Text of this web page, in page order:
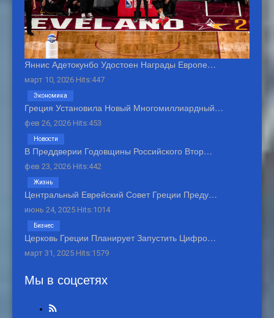
Яннис Адетокунбо Удостоен Награды Европе…
март 10, 2026 Hits:447
Греция Установила Новый Многомиллиардный…
фев 26, 2026 Hits:453
Экономика
В Преддверии Годовщины Российского Втор…
фев 23, 2026 Hits:442
Новости
Центральный Еврейский Совет Греции Преду…
июнь 24, 2025 Hits:1014
Жизнь
Церковь Греции Планирует Запустить Цифро…
март 31, 2025 Hits:1579
Бизнес
Мы в соцсетях